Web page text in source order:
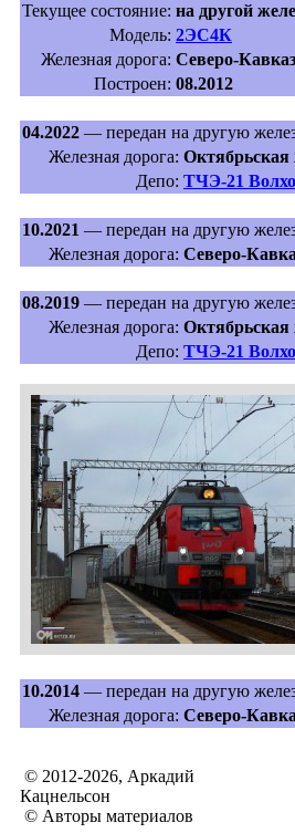
Текущее состояние: на другой
Модель: 2ЭС4К
Железная дорога: Северо-
Построен: 08.2012
04.2022 — передан на другую
Железная дорога: Октябрьская
Депо: ТЧЭ-21
10.2021 — передан на другую
Железная дорога: Северо-
08.2019 — передан на другую
Железная дорога: Октябрьская
Депо: ТЧЭ-21
10.2014 — передан на другую
Железная дорога: Северо-
© 2012-2026, Аркадий
Кацнельсон
© Авторы материалов